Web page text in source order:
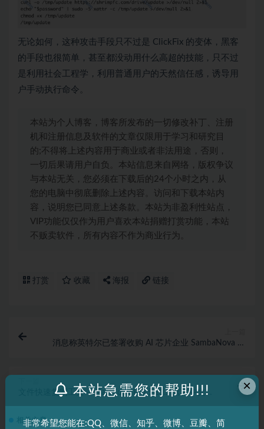
无论如何，这种攻击手段只不过是 ClickFix 的变体，黑客
的手段也很简单，甚至都没动用什么高超的技能，只不过
是利用社会工程学，利用普通用户的天然信任感，诱导用
户手动执行命令。
本站为个人博客，博客所发布的一切修改补丁、注册
机和注册信息及软件的文章仅限用于学习和研究目
的;不得将上述内容用于商业或者非法用途，否则，
一切后果请用户自负。本站信息来自网络，版权争议
与本站无关，您必须在下载后的24个小时之内，从
您的电脑中彻底删除上述内容。访问和下载本站内
容，说明您已同意上述条款。本站为非盈利性站点，
VIP功能仅仅作为用户喜欢本站捐赠打赏功能，本站
不贩卖软件，所有内容不作为商业行为。
打赏 收藏 海报 链接
消息称英特尔已签署收购 AI 芯片企业 SambaNova 意
文件快速复制工具——FastCopy Pro 5.11.2 官方中文版
相关文章
×
本站急需您的帮助!!!
非常希望您能在:QQ、微信、知乎、微博、豆瓣、简